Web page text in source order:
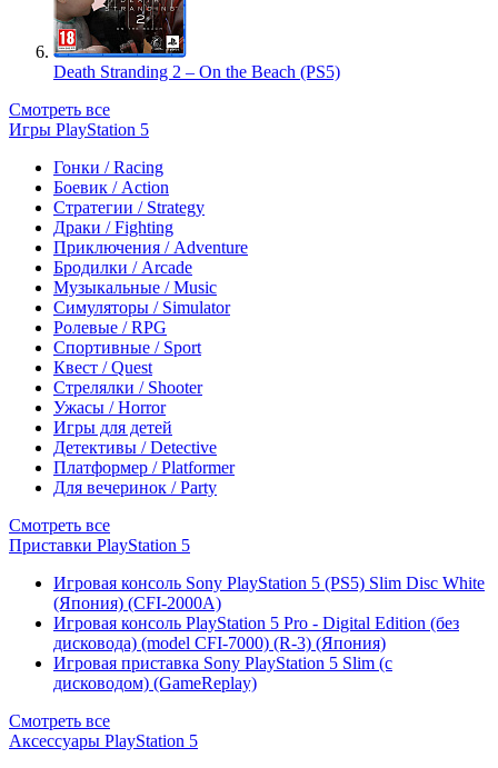
Death Stranding 2 – On the Beach (PS5)
Смотреть все
Игры PlayStation 5
Гонки / Racing
Боевик / Action
Стратегии / Strategy
Драки / Fighting
Приключения / Adventure
Бродилки / Arcade
Музыкальные / Music
Симуляторы / Simulator
Ролевые / RPG
Спортивные / Sport
Квест / Quest
Стрелялки / Shooter
Ужасы / Horror
Игры для детей
Детективы / Detective
Платформер / Platformer
Для вечеринок / Party
Смотреть все
Приставки PlayStation 5
Игровая консоль Sony PlayStation 5 (PS5) Slim Disc White
(Япония) (CFI-2000A)
Игровая консоль PlayStation 5 Pro - Digital Edition (без
дисковода) (model CFI-7000) (R-3) (Япония)
Игровая приставка Sony PlayStation 5 Slim (с
дисководом) (GameReplay)
Смотреть все
Аксессуары PlayStation 5